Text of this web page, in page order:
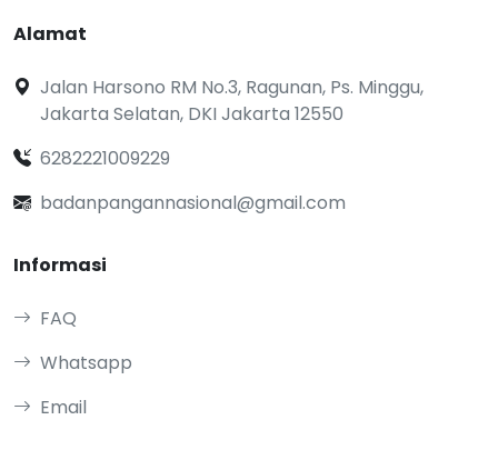
Alamat
Jalan Harsono RM No.3, Ragunan, Ps. Minggu,
Jakarta Selatan, DKI Jakarta 12550
6282221009229
badanpangannasional@gmail.com
Informasi
FAQ
Whatsapp
Email